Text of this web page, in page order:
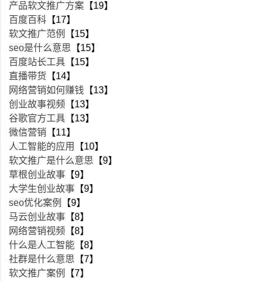
产品软文推广方案 【19】
百度百科 【17】
软文推广范例
【15】
seo是什么意思 【15】
百度站长工具 【15】
直播带货 【14】
网络营销如何赚钱 【13】
创业故事视频 【13】
谷歌官方工具 【13】
微信营销 【11】
人工智能的应用
【10】
软文推广是什么意思 【9】
草根创业故事 【9】
大学生创业故事 【9】
seo优化案例
【9】
马云创业故事 【8】
网络营销视频 【8】
什么是人工智能 【8】
社群是什么意思 【7】
软文推广案例
【7】